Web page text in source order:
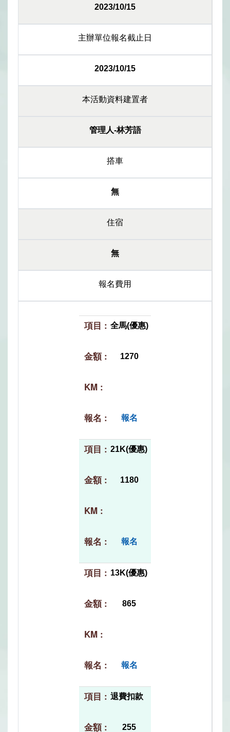
2023/10/15
主辦單位報名截止日
2023/10/15
本活動資料建置者
管理人-林芳語
搭車
無
住宿
無
報名費用
全馬(優惠)
1270
報名
21K(優惠)
1180
報名
13K(優惠)
865
報名
退費扣款
255